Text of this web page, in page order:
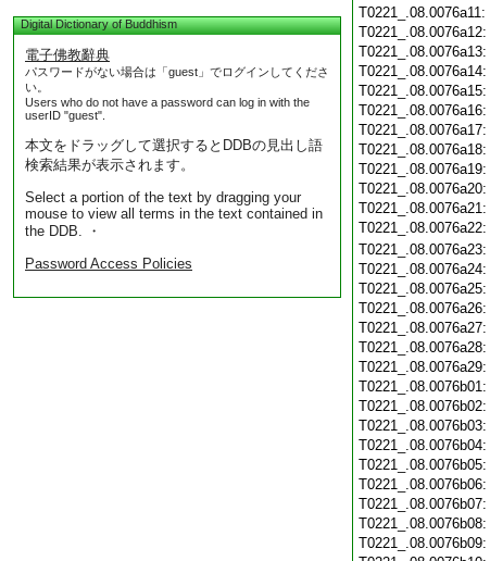
Digital Dictionary of Buddhism
電子佛教辭典
パスワードがない場合は「guest」でログインしてくださ
い。
Users who do not have a password can log in with the
userID "guest".
本文をドラッグして選択するとDDBの見出し語
検索結果が表示されます。
Select a portion of the text by dragging your
mouse to view all terms in the text contained in
the DDB. ・
Password Access Policies
T0221_.08.0076a11:
T0221_.08.0076a12:
T0221_.08.0076a13:
T0221_.08.0076a14:
T0221_.08.0076a15:
T0221_.08.0076a16:
T0221_.08.0076a17:
T0221_.08.0076a18:
T0221_.08.0076a19:
T0221_.08.0076a20:
T0221_.08.0076a21:
T0221_.08.0076a22:
T0221_.08.0076a23:
T0221_.08.0076a24:
T0221_.08.0076a25:
T0221_.08.0076a26:
T0221_.08.0076a27:
T0221_.08.0076a28:
T0221_.08.0076a29:
T0221_.08.0076b01:
T0221_.08.0076b02:
T0221_.08.0076b03:
T0221_.08.0076b04:
T0221_.08.0076b05:
T0221_.08.0076b06:
T0221_.08.0076b07:
T0221_.08.0076b08:
T0221_.08.0076b09: